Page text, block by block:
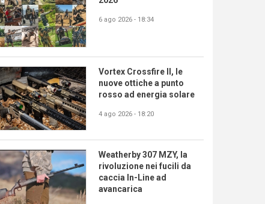
6 ago 2026 - 18:34
Vortex Crossfire II, le
nuove ottiche a punto
rosso ad energia solare
4 ago 2026 - 18:20
Weatherby 307 MZY, la
rivoluzione nei fucili da
caccia In-Line ad
avancarica